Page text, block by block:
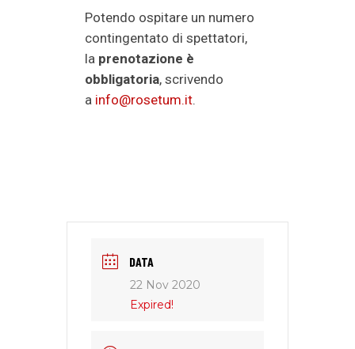
Potendo ospitare un numero
contingentato di spettatori,
la prenotazione è
obbligatoria, scrivendo
a info@rosetum.it.
DATA
22 Nov 2020
Expired!